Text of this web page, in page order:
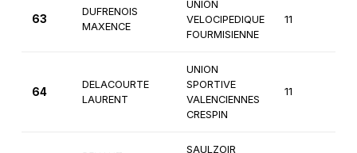
63
DUFRENOIS
MAXENCE
UNION
VELOCIPEDIQUE
FOURMISIENNE
11
64
DELACOURTE
LAURENT
UNION
SPORTIVE
VALENCIENNES
CRESPIN
11
SAULZOIR